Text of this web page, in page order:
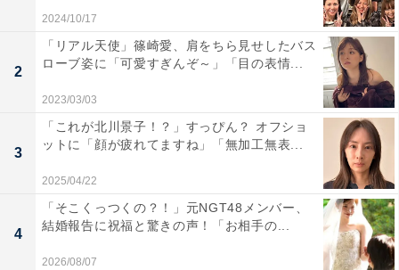
2024/10/17
2
「リアル天使」篠崎愛、肩をちら見せしたバス
ローブ姿に「可愛すぎんぞ～」「目の表情...
2023/03/03
3
「これが北川景子！？」すっぴん？ オフショ
ットに「顔が疲れてますね」「無加工無表...
2025/04/22
4
「そこくっつくの？！」元NGT48メンバー、
結婚報告に祝福と驚きの声！「お相手の...
2026/08/07